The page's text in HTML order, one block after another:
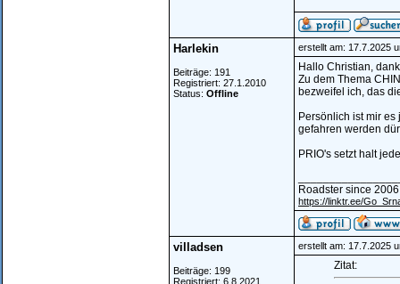
Harlekin
Beiträge: 191
Registriert: 27.1.2010
Status: Offline
erstellt am: 17.7.2025
Hallo Christian,
Zu dem Thema
bezweifel ich, das
Persönlich ist mir
gefahren werden
PRIO's setzt halt
Roadster since
https://linktr.ee/
villadsen
Beiträge: 199
Registriert: 6.8.2021
erstellt am: 17.7.2025
Zitat: